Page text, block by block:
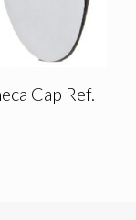
Cap Ref.